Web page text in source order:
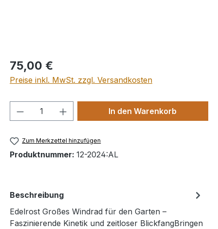
Regulärer Preis:
75,00 €
Preise inkl. MwSt. zzgl. Versandkosten
Produkt Anzahl: Gib denIn den Warenkorb
Zum Merkzettel hinzufügen
Produktnummer: 12-2024:AL
Beschreibung
Edelrost Großes Windrad für den Garten –
Faszinierende Kinetik und zeitloser BlickfangBringen